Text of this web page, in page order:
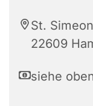
St.
22609
siehe